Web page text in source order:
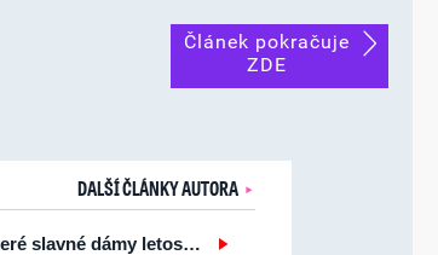
Článek pokračuje
ZDE
DALŠÍ ČLÁNKY AUTORA
slavné dámy letos…